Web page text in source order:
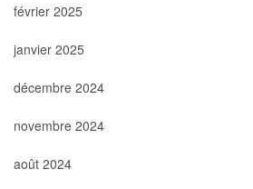
février 2025
janvier 2025
décembre 2024
novembre 2024
août 2024